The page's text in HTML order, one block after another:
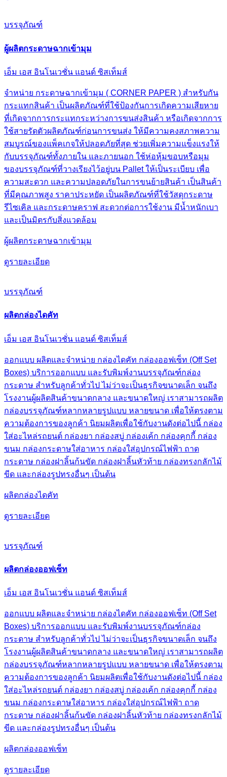
บรรจุภัณฑ์
ผู้ผลิตกระดาษฉากเข้ามุม
เอ็ม เอส อินโนเวชั่น แอนด์ ซิสเท็มส์
จำหน่าย กระดาษฉากเข้ามุม ( CORNER PAPER ) สำหรับกัน
กระแทกสินค้า เป็นผลิตภัณฑ์ที่ใช้ป้องกันการเกิดความเสียหาย
ที่เกิดจากการกระแทกระหว่างการขนส่งสินค้า หรือเกิดจากการ
ใช้สายรัดตัวผลิตภัณฑ์ก่อนการขนส่ง ให้มีความคงสภาพความ
สมบูรณ์ของแพ็คเกจให้ปลอดภัยที่สุด ช่วยเพิ่มความแข็งแรงให้
กับบรรจุภัณฑ์ทั้งภายใน และภายนอก ใช้ห่อหุ้มขอบหรือมุม
ของบรรจุภัณฑ์ที่วางเรียงไว้อยู่บน Pallet ให้เป็นระเบียบ เพื่อ
ความสะดวก และความปลอดภัยในการขนย้ายสินค้า เป็นสินค้า
ที่มีคุณภาพสูง ราคาประหยัด เป็นผลิตภัณฑ์ที่ใช้วัสดุกระดาษ
รีไซเคิล และกระดาษคราฟ สะดวกต่อการใช้งาน มีน้ำหนักเบา
และเป็นมิตรกับสิ่งแวดล้อม
ผู้ผลิตกระดาษฉากเข้ามุม
ดูรายละเอียด
บรรจุภัณฑ์
ผลิตกล่องไดคัท
เอ็ม เอส อินโนเวชั่น แอนด์ ซิสเท็มส์
ออกแบบ ผลิตและจำหน่าย กล่องไดคัท กล่องออฟเซ็ท (Off Set
Boxes) บริการออกแบบ และรับพิมพ์งานบรรจุภัณฑ์กล่อง
กระดาษ สำหรับลูกค้าทั่วไป ไม่ว่าจะเป็นธุรกิจขนาดเล็ก จนถึง
โรงงานผู้ผลิตสินค้าขนาดกลาง และขนาดใหญ่ เราสามารถผลิต
กล่องบรรจุภัณฑ์หลากหลายรูปแบบ หลายขนาด เพื่อให้ตรงตาม
ความต้องการของลูกค้า นิยมผลิตเพื่อใช้กับงานดังต่อไปนี้ กล่อง
ใส่อะไหล่รถยนต์ กล่องยา กล่องสบู่ กล่องเค้ก กล่องคุกกี้ กล่อง
ขนม กล่องกระดาษใส่อาหาร กล่องใส่อุปกรณ์ไฟฟ้า ถาด
กระดาษ กล่องฝาลิ้นก้นขัด กล่องฝาลิ้นหัวท้าย กล่องทรงกลักไม้
ขีด และกล่องรูปทรงอื่นๆ เป็นต้น
ผลิตกล่องไดคัท
ดูรายละเอียด
บรรจุภัณฑ์
ผลิตกล่องออฟเซ็ท
เอ็ม เอส อินโนเวชั่น แอนด์ ซิสเท็มส์
ออกแบบ ผลิตและจำหน่าย กล่องไดคัท กล่องออฟเซ็ท (Off Set
Boxes) บริการออกแบบ และรับพิมพ์งานบรรจุภัณฑ์กล่อง
กระดาษ สำหรับลูกค้าทั่วไป ไม่ว่าจะเป็นธุรกิจขนาดเล็ก จนถึง
โรงงานผู้ผลิตสินค้าขนาดกลาง และขนาดใหญ่ เราสามารถผลิต
กล่องบรรจุภัณฑ์หลากหลายรูปแบบ หลายขนาด เพื่อให้ตรงตาม
ความต้องการของลูกค้า นิยมผลิตเพื่อใช้กับงานดังต่อไปนี้ กล่อง
ใส่อะไหล่รถยนต์ กล่องยา กล่องสบู่ กล่องเค้ก กล่องคุกกี้ กล่อง
ขนม กล่องกระดาษใส่อาหาร กล่องใส่อุปกรณ์ไฟฟ้า ถาด
กระดาษ กล่องฝาลิ้นก้นขัด กล่องฝาลิ้นหัวท้าย กล่องทรงกลักไม้
ขีด และกล่องรูปทรงอื่นๆ เป็นต้น
ผลิตกล่องออฟเซ็ท
ดูรายละเอียด